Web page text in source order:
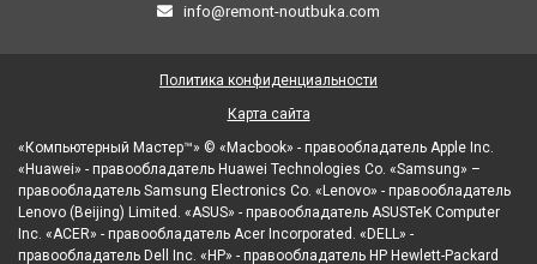
info@remont-noutbuka.com
«Компьютерный Мастер™» © «Macbook» - правообладатель Apple Inc.
«Huawei» - правообладатель Huawei Technologies Co. «Samsung» –
правообладатель Samsung Electronics Co. «Lenovo» - правообладатель
Lenovo (Beijing) Limited. «ASUS» - правообладатель ASUSTeK Computer
Inc. «ACER» - правообладатель Acer Incorporated. «DELL» -
правообладатель Dell Inc. «HP» - правообладатель HP Hewlett-Packard
Политика конфиденциальности
Карта сайта